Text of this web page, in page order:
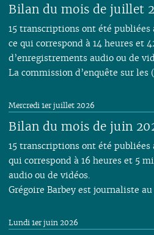
Bilan du mois de juillet
15 transcriptions ont été
ce qui correspond à 14 heures et
d’enregistrements audio ou de
La commission d’enquête sur les
Bilan du mois de juin
Mercredi 1er juillet 2026
15 transcriptions ont été publiées
qui correspond à 16 heures et 5
audio ou de vidéos.
Grégoire Barbey est journaliste
Lundi 1er juin 2026